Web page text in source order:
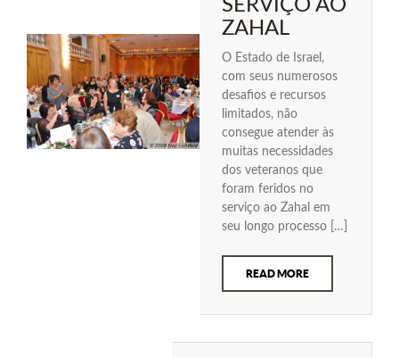
SERVIÇO AO
ZAHAL
O Estado de Israel,
com seus numerosos
desafios e recursos
limitados, não
consegue atender às
muitas necessidades
dos veteranos que
foram feridos no
serviço ao Zahal em
seu longo processo […]
READ MORE